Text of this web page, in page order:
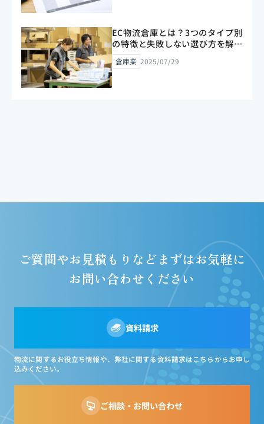
EC物流倉庫とは？3つのタイプ別
の特徴と失敗しない選び方を解説
【2026年版】
倉庫業 2025/07/29
ご質問やお見積もりなど まずはお気軽に
お問い合わせください
資料請求
物流に関するお役立ち情報や、弊社に関する資料請求はこちらからお申し
込みください。
ご相談・お問い合わせ